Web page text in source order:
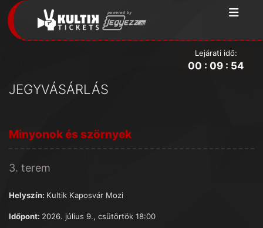
JEGYVÁSÁRLÁS
Lejárati idő:
00 :09 : 53
Minyonok és szörnyek
3. terem
Helyszín: Kultik Kaposvár Mozi
Időpont: 2026. július 9., csütörtök 18:00